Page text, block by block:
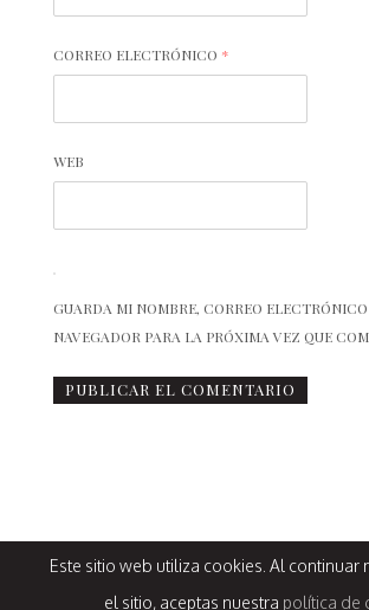
CORREO ELECTRÓNICO *
WEB
GUARDA MI NOMBRE, CORREO
NAVEGADOR PARA LA PRÓXIMA VEZ QUE
© La chimenea
Este sitio web utiliza cookies. Al continuar
el sitio, aceptas nuestra política de